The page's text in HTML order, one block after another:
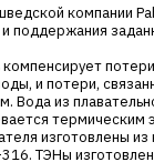
компании
поддержания
и потери,
Вода из
термическим
изготовлены из
ТЭНы